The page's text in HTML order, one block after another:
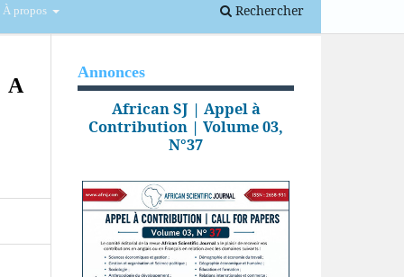
À propos Rechercher
A
Annonces
African SJ | Appel à
Contribution | Volume 03,
N°37